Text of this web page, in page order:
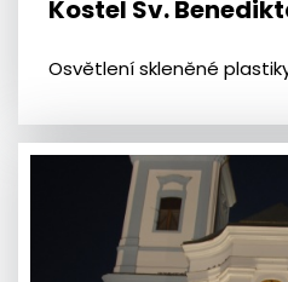
Kostel Sv.
Osvětlení skleněné